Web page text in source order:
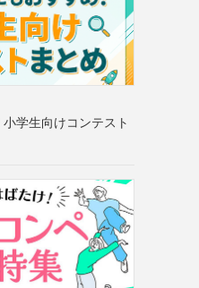
学生向けコンテスト